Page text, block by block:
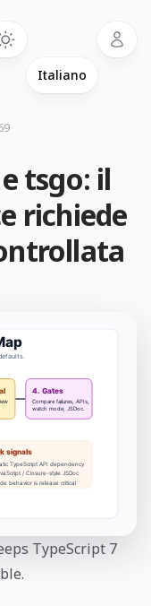
tsgo: il
richiede
TypeScript 7